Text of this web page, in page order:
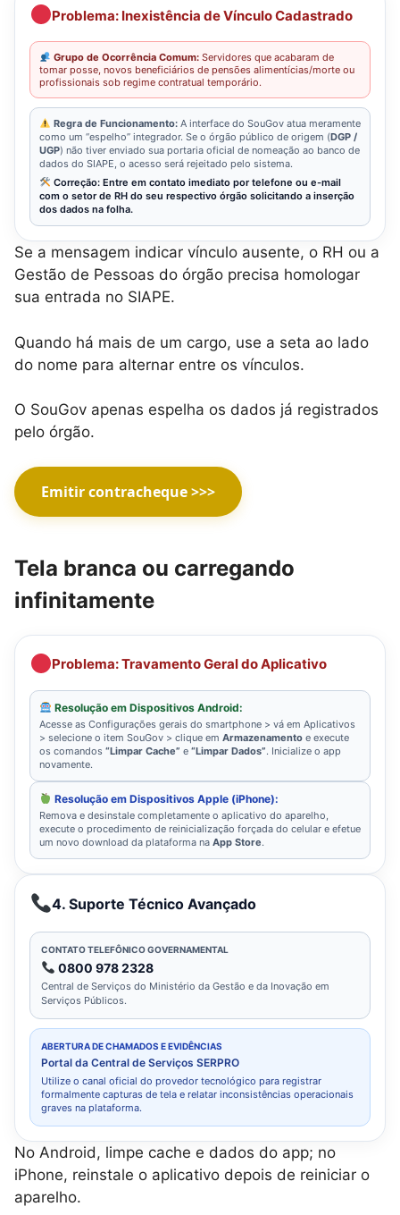
Problema: Inexistência de Vínculo Cadastrado
Grupo de Ocorrência Comum:Servidores que acabaram de
tomar posse, novos beneficiários de pensões alimentícias/morte ou
profissionais sob regime contratual temporário.
Regra de Funcionamento:A interface do SouGov atua meramente
como um “espelho” integrador. Se o órgão público de origem (DGP /
UGP) não tiver enviado sua portaria oficial de nomeação ao banco de
dados do SIAPE, o acesso será rejeitado pelo sistema.
Correção: Entre em contato imediato por telefone ou e-mail
com o setor de RH do seu respectivo órgão solicitando a inserção
dos dados na folha.
Se a mensagem indicar vínculo ausente, o RH ou a
Gestão de Pessoas do órgão precisa homologar
sua entrada no SIAPE.
Quando há mais de um cargo, use a seta ao lado
do nome para alternar entre os vínculos.
O SouGov apenas espelha os dados já registrados
pelo órgão.
Emitir contracheque >>>
Tela branca ou carregando
infinitamente
Problema: Travamento Geral do Aplicativo
Resolução em Dispositivos Android:
Acesse as Configurações gerais do smartphone > vá em Aplicativos
> selecione o item SouGov > clique em Armazenamento e execute
os comandos “Limpar Cache” e “Limpar Dados”. Inicialize o app
novamente.
Resolução em Dispositivos Apple (iPhone):
Remova e desinstale completamente o aplicativo do aparelho,
execute o procedimento de reinicialização forçada do celular e efetue
um novo download da plataforma na App Store.
4. Suporte Técnico Avançado
CONTATO TELEFÔNICO GOVERNAMENTAL
0800 978 2328
Central de Serviços do Ministério da Gestão e da Inovação em
Serviços Públicos.
ABERTURA DE CHAMADOS E EVIDÊNCIAS
Portal da Central de Serviços SERPRO
Utilize o canal oficial do provedor tecnológico para registrar
formalmente capturas de tela e relatar inconsistências operacionais
graves na plataforma.
No Android, limpe cache e dados do app; no
iPhone, reinstale o aplicativo depois de reiniciar o
aparelho.